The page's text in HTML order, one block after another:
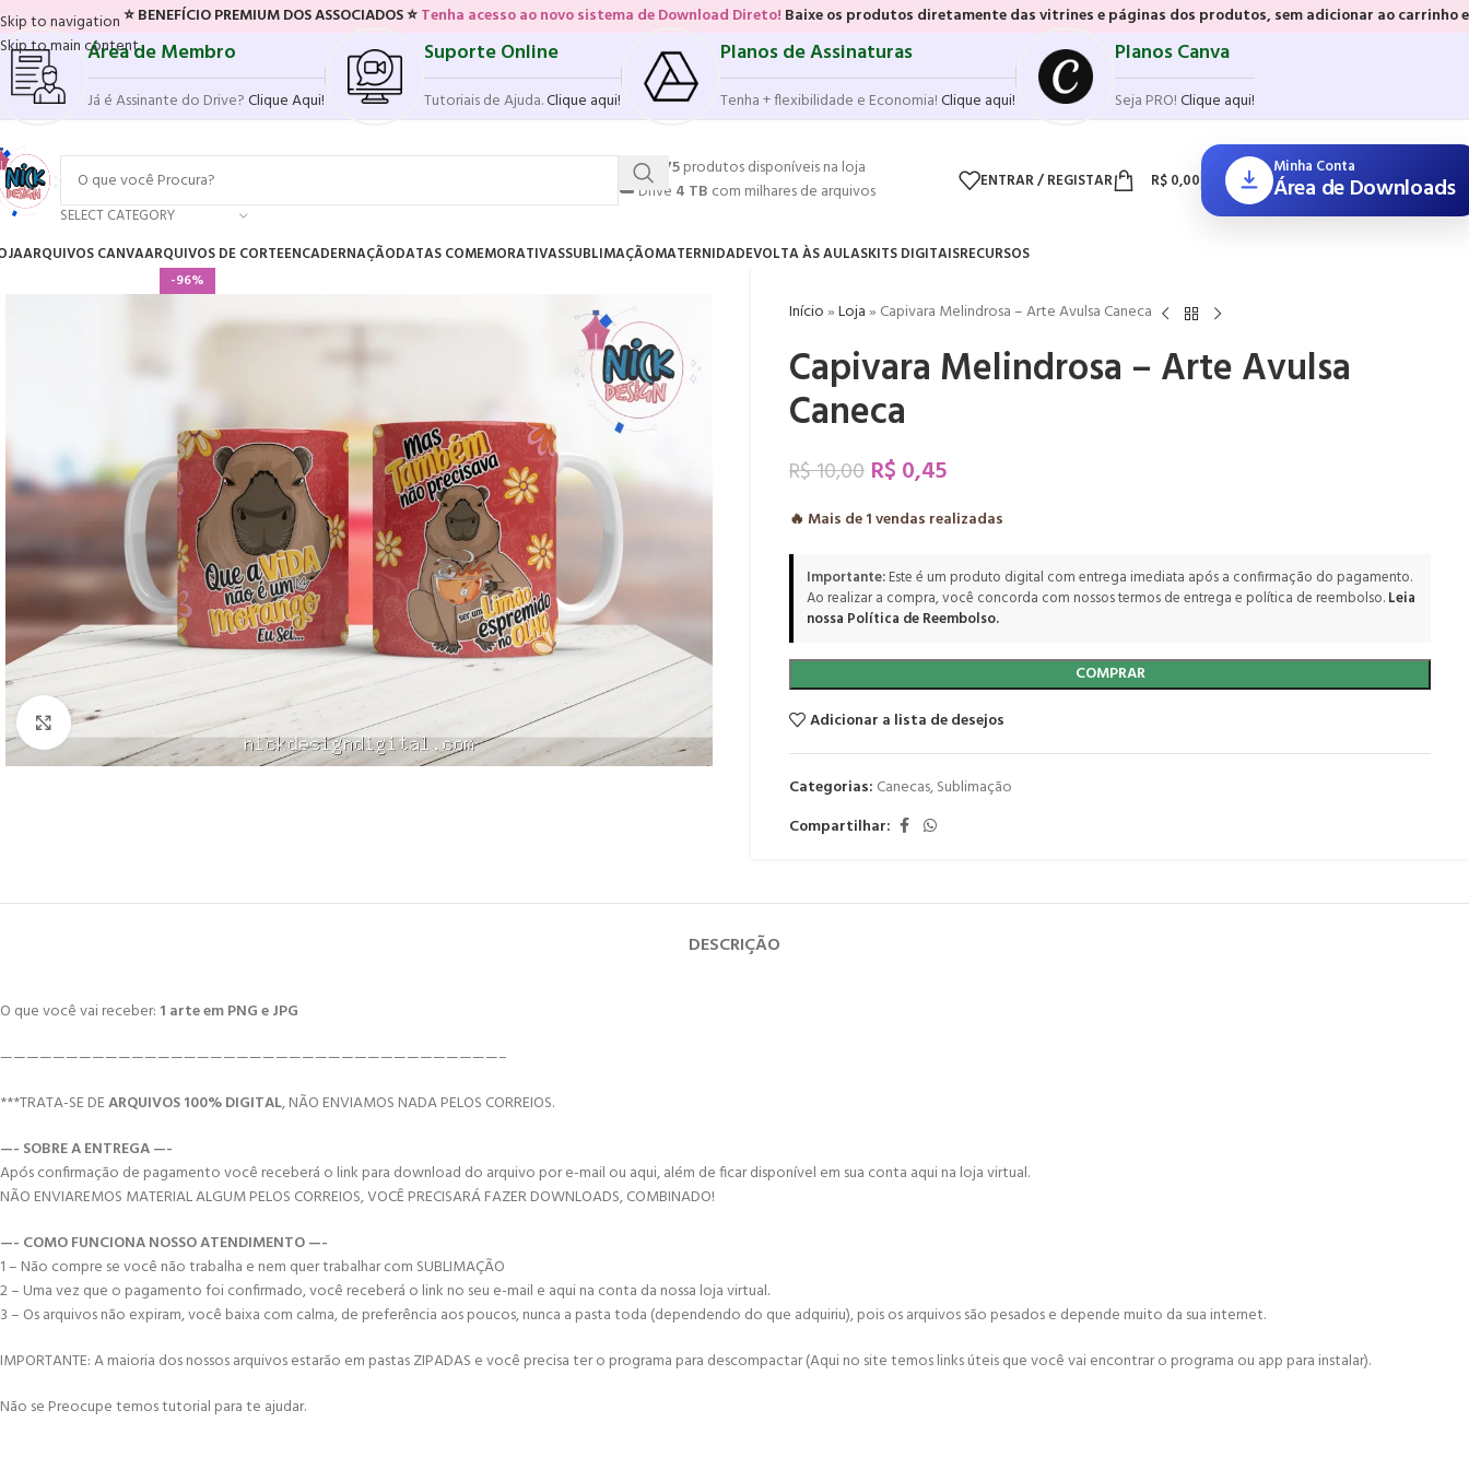
Skip to navigation
Skip to main content
⭐ BENEFÍCIO PREMIUM DOS ASSOCIADOS ⭐ Tenha acesso ao novo sistema de Download Direto!Baixe os produtos diretamente das vitrines e páginas dos produtos, sem adicionar ao carrinho e sem precisar
Área de Membro
Já é Assinante do Drive?Clique Aqui!
Suporte Online
Tutoriais de Ajuda.Clique aqui!
Planos de Assinaturas
Tenha + flexibilidade e Economia!Clique aqui!
Planos Canva
Seja PRO!Clique aqui!
SELECT CATEGORY
💥17.575produtos disponíveis na loja
☁️ Drive 4 TB com milhares de arquivos ENTRAR / REGISTAR R$0,00
Minha Conta
Área de Downloads
ARQUIVOS CANVAARQUIVOS DE CORTEENCADERNAÇÃODATAS COMEMORATIVASSUBLIMAÇÃOMATERNIDADEVOLTA ÀS AULASKITS DIGITAISRECURSOS
-96%
Click to enlarge
Início»Loja» Capivara Melindrosa – Arte Avulsa Caneca
Capivara Melindrosa – Arte Avulsa
Caneca
R$10,00 R$ 0,45
🔥 Mais de1vendas realizadas
Importante:Este é um produto digital com entrega imediata após a confirmação do pagamento.
Ao realizar a compra, você concorda com nossos termos de entrega e política de reembolso.Leia
nossa Política de Reembolso.
COMPRAR
Adicionar a lista de desejos
Categorias: Canecas,Sublimação
Compartilhar:
DESCRIÇÃO
O que você vai receber: 1 arte em PNG e JPG
——————————————————————————————————————–
***TRATA-SE DEARQUIVOS 100% DIGITAL, NÃO ENVIAMOS NADA PELOS CORREIOS.
—- SOBRE A ENTREGA —-
Após confirmação de pagamento você receberá o link para download do arquivo por e-mail ou aqui, além de ficar disponível em sua conta aqui na loja virtual.
NÃO ENVIAREMOS MATERIAL ALGUM PELOS CORREIOS, VOCÊ PRECISARÁ FAZER DOWNLOADS, COMBINADO!
—- COMO FUNCIONA NOSSO ATENDIMENTO —-
1 – Não compre se você não trabalha e nem quer trabalhar com SUBLIMAÇÃO
2 – Uma vez que o pagamento foi confirmado, você receberá o link no seu e-mail e aqui na conta da nossa loja virtual.
3 – Os arquivos não expiram, você baixa com calma, de preferência aos poucos, nunca a pasta toda (dependendo do que adquiriu), pois os arquivos são pesados e depende muito da sua internet.
IMPORTANTE: A maioria dos nossos arquivos estarão em pastas ZIPADAS e você precisa ter o programa para descompactar (Aqui no site temos links úteis que você vai encontrar o programa ou app para instalar).
Não se Preocupe temos tutorial para te ajudar.